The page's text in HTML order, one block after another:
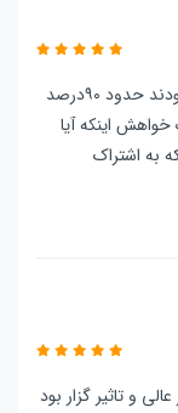
سپاس ودرود بیکران بر شما عزیزان مطالب کامل بودند حدود ۹۰درصد
اینکه آیا
به اشتراک
و تاثیر گزار بود